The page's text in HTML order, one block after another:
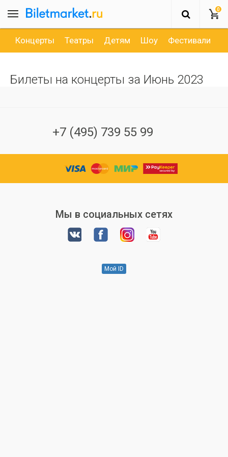
0
Концерты Театры Детям Шоу Фестивали
Билеты на концерты за Июнь 2023
+7 (495) 739 55 99
Мы в социальных сетях
Мой ID